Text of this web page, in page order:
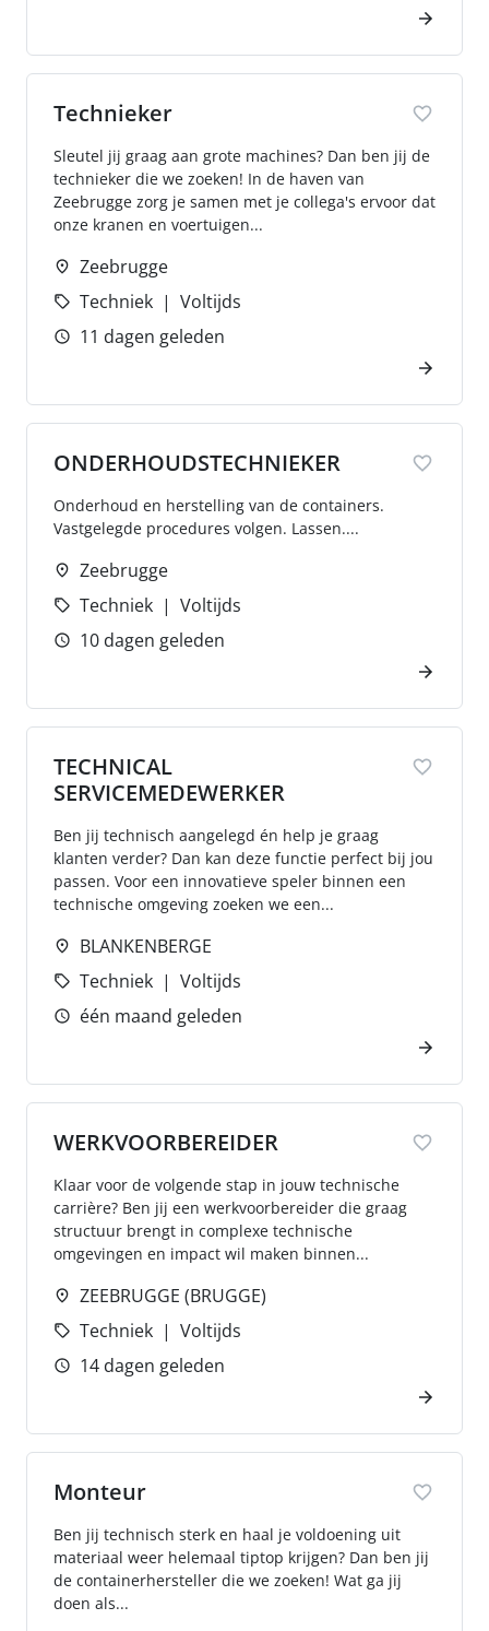
Technieker
Sleutel jij graag aan grote machines? Dan ben jij de
technieker die we zoeken! In de haven van
Zeebrugge zorg je samen met je collega's ervoor dat
onze kranen en voertuigen...
Zeebrugge
Techniek
Voltijds
11 dagen geleden
ONDERHOUDSTECHNIEKER
Onderhoud en herstelling van de containers.
Vastgelegde procedures volgen. Lassen....
Zeebrugge
Techniek
Voltijds
10 dagen geleden
TECHNICAL
SERVICEMEDEWERKER
Ben jij technisch aangelegd én help je graag
klanten verder? Dan kan deze functie perfect bij jou
passen. Voor een innovatieve speler binnen een
technische omgeving zoeken we een...
BLANKENBERGE
Techniek
Voltijds
één maand geleden
WERKVOORBEREIDER
Klaar voor de volgende stap in jouw technische
carrière? Ben jij een werkvoorbereider die graag
structuur brengt in complexe technische
omgevingen en impact wil maken binnen...
ZEEBRUGGE (BRUGGE)
Techniek
Voltijds
14 dagen geleden
Monteur
Ben jij technisch sterk en haal je voldoening uit
materiaal weer helemaal tiptop krijgen? Dan ben jij
de containerhersteller die we zoeken! Wat ga jij
doen als...